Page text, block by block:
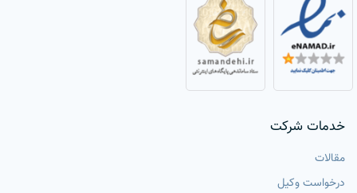
خدمات شرکت
مقالات
درخواست وکیل